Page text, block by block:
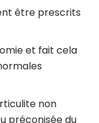
être prescrits
et fait cela
non
préconisée du